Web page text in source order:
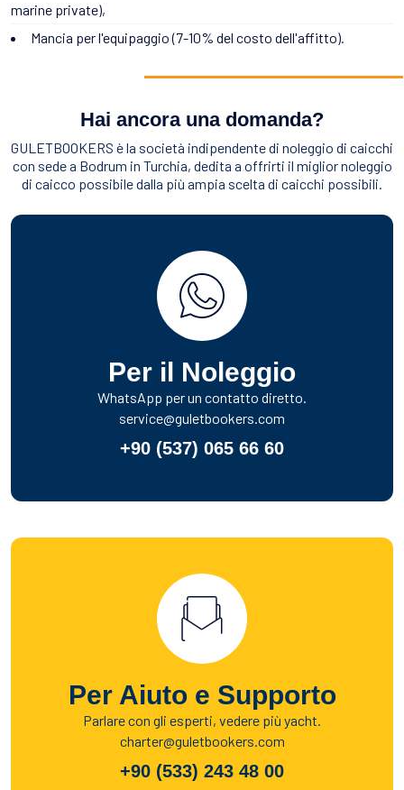
marine private),
Mancia per l'equipaggio (7-10% del costo dell'affitto).
Hai ancora una domanda?
GULETBOOKERS è la società indipendente di noleggio di caicchi
con sede a Bodrum in Turchia, dedita a offrirti il miglior noleggio
di caicco possibile dalla più ampia scelta di caicchi possibili.
Per il Noleggio
WhatsApp per un contatto diretto.
service@guletbookers.com
+90 (537) 065 66 60
Per Aiuto e Supporto
Parlare con gli esperti, vedere più yacht.
charter@guletbookers.com
+90 (533) 243 48 00